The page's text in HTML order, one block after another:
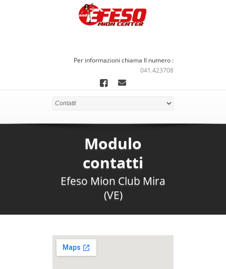
Per informazioni chiama ll numero :
041.423708
Modulo
contatti
Efeso Mion Club Mira
(VE)